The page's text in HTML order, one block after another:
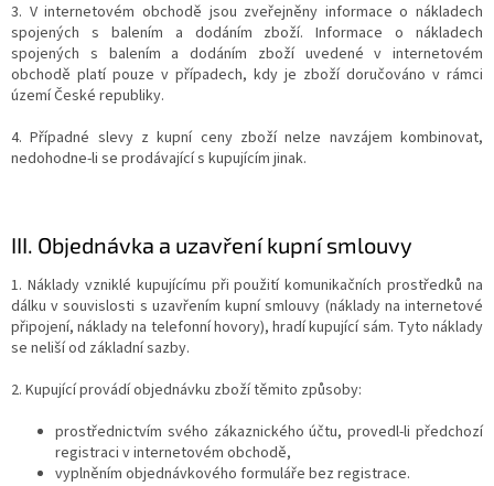
3. V internetovém obchodě jsou zveřejněny informace o nákladech
spojených s balením a dodáním zboží. Informace o nákladech
spojených s balením a dodáním zboží uvedené v internetovém
obchodě platí pouze v případech, kdy je zboží doručováno v rámci
území České republiky.
4. Případné slevy z kupní ceny zboží nelze navzájem kombinovat,
nedohodne-li se prodávající s kupujícím jinak.
III. Objednávka a uzavření kupní smlouvy
1. Náklady vzniklé kupujícímu při použití komunikačních prostředků na
dálku v souvislosti s uzavřením kupní smlouvy (náklady na internetové
připojení, náklady na telefonní hovory), hradí kupující sám. Tyto náklady
se neliší od základní sazby.
2. Kupující provádí objednávku zboží těmito způsoby:
prostřednictvím svého zákaznického účtu, provedl-li předchozí
registraci v internetovém obchodě,
vyplněním objednávkového formuláře bez registrace.